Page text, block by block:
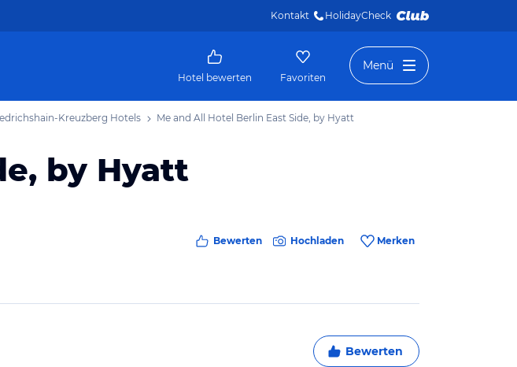
Kontakt HolidayCheck
Hotel bewerten Favoriten
Menü
Kreuzberg Hotels Me and All Hotel Berlin East Side, by Hyatt
by Hyatt
Bewerten Hochladen Merken
Bewerten